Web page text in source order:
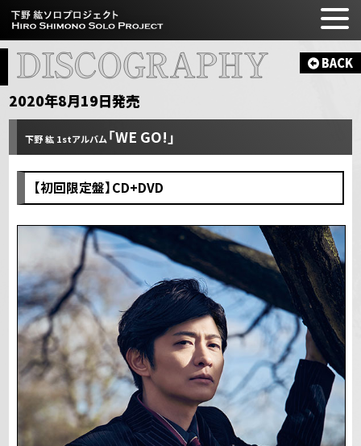
BACK
2020年8月19日発売
下野 紘 1stアルバム 「WE GO!」
【初回限定盤】CD+DVD